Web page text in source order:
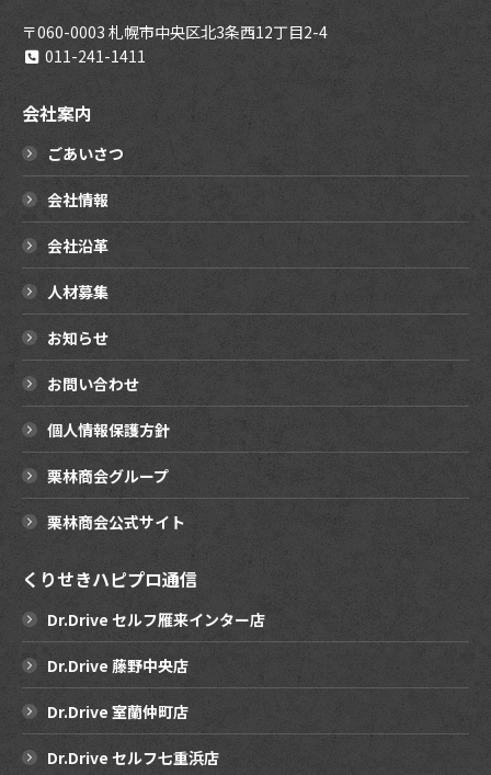
〒060-0003 札幌市中央区北3条西12丁目2-4
011-241-1411
会社案内
ごあいさつ
会社情報
会社沿革
人材募集
お知らせ
お問い合わせ
個人情報保護方針
栗林商会グループ
栗林商会公式サイト
くりせきハピプロ通信
Dr.Drive セルフ雁来インター店
Dr.Drive 藤野中央店
Dr.Drive 室蘭仲町店
Dr.Drive セルフ七重浜店